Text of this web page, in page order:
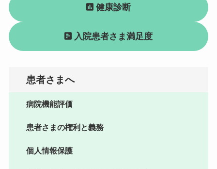
健康診断
入院患者さま満足度
患者さまへ
病院機能評価
患者さまの権利と義務
個人情報保護